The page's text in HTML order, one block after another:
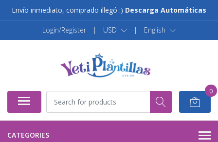
Envío inmediato, comprado illegó :) Descarga Automáticas
Login/Register | USD | English
0
CATEGORIES